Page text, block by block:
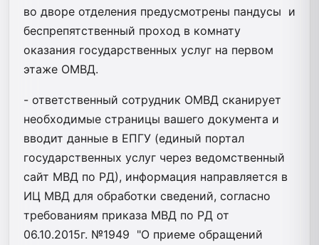
во дворе отделения предусмотрены пандусы и
беспрепятственный проход в комнату
оказания государственных услуг на первом
этаже ОМВД.
- ответственный сотрудник ОМВД сканирует
необходимые страницы вашего документа и
вводит данные в ЕПГУ (единый портал
государственных услуг через ведомственный
сайт МВД по РД), информация направляется в
ИЦ МВД для обработки сведений, согласно
требованиям приказа МВД по РД от
06.10.2015г. №1949 "О приеме обращений